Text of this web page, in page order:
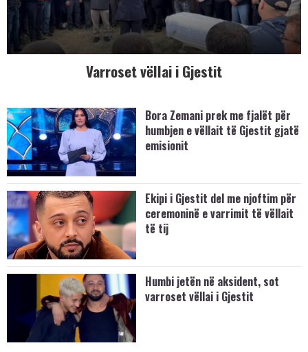
Varroset vëllai i Gjestit
Bora Zemani prek me fjalët për
humbjen e vëllait të Gjestit gjatë
emisionit
Ekipi i Gjestit del me njoftim për
ceremoninë e varrimit të vëllait
të tij
Humbi jetën në aksident, sot
varroset vëllai i Gjestit